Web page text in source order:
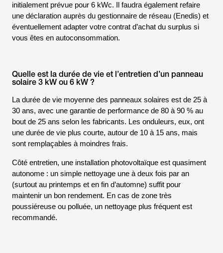
initialement prévue pour 6 kWc. Il faudra également refaire
une déclaration auprès du gestionnaire de réseau (Enedis) et
éventuellement adapter votre contrat d’achat du surplus si
vous êtes en autoconsommation.
Quelle est la durée de vie et l’entretien d’un panneau
solaire 3 kW ou 6 kW ?
La durée de vie moyenne des panneaux solaires est de 25 à
30 ans, avec une garantie de performance de 80 à 90 % au
bout de 25 ans selon les fabricants. Les onduleurs, eux, ont
une durée de vie plus courte, autour de 10 à 15 ans, mais
sont remplaçables à moindres frais.
Côté entretien, une installation photovoltaïque est quasiment
autonome : un simple nettoyage une à deux fois par an
(surtout au printemps et en fin d’automne) suffit pour
maintenir un bon rendement. En cas de zone très
poussiéreuse ou polluée, un nettoyage plus fréquent est
recommandé.